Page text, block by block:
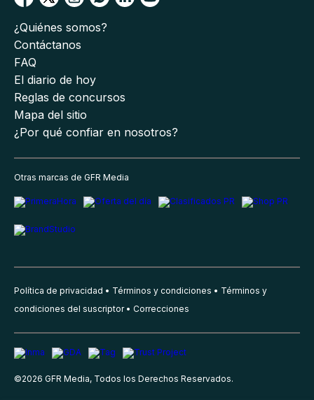
¿Quiénes somos?
Contáctanos
FAQ
El diario de hoy
Reglas de concursos
Mapa del sitio
¿Por qué confiar en nosotros?
Otras marcas de GFR Media
Política de privacidad Términos y condiciones
Términos y
condiciones del suscriptor
Correcciones
©2026 GFR Media, Todos los Derechos Reservados.